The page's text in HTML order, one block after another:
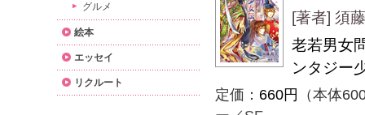
[著者] 須
老若男女
ンタジー
定価： 660円
（本体
グルメ
絵本
エッセイ
リクルート